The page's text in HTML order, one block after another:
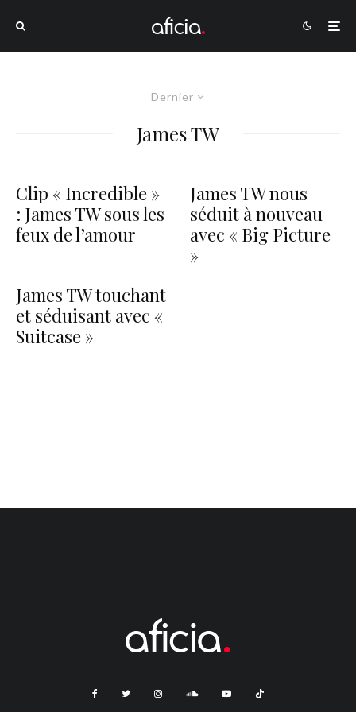
Dernier
James TW
Clip « Incredible »
: James TW sous les
feux de l’amour
James TW touchant
et séduisant avec «
Suitcase »
James TW nous
séduit à nouveau
avec « Big Picture
»